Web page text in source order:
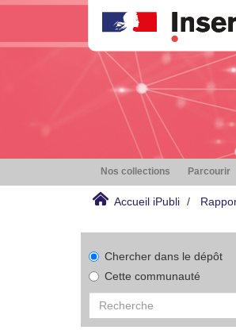
Nos collections Parcourir
Accueil iPubli
Chercher dans le dépôt
Cette communauté